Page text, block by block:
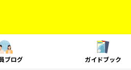
ブログ ガイドブック